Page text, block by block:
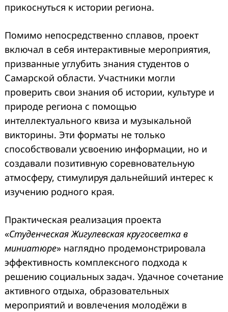
прикоснуться к истории региона.
Помимо непосредственно сплавов, проект
включал в себя интерактивные мероприятия,
призванные углубить знания студентов о
Самарской области. Участники могли
проверить свои знания об истории, культуре и
природе региона с помощью
интеллектуального квиза и музыкальной
викторины. Эти форматы не только
способствовали усвоению информации, но и
создавали позитивную соревновательную
атмосферу, стимулируя дальнейший интерес к
изучению родного края.
Практическая реализация проекта
«Студенческая Жигулевская кругосветка в
миниатюре» наглядно продемонстрировала
эффективность комплексного подхода к
решению социальных задач. Удачное сочетание
активного отдыха, образовательных
мероприятий и вовлечения молодёжи в